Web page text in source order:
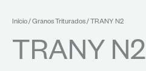
Inicio/ Granos Triturados/ TRANY N2
TRANY N2